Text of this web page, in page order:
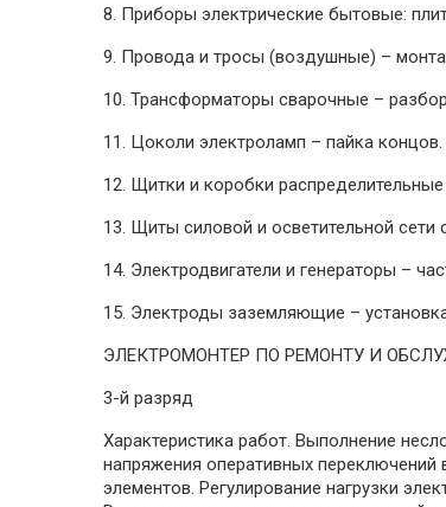
8. Приборы электрические бытовые:
9. Провода и тросы (воздушные) –
10. Трансформаторы сварочные –
11. Цоколи электроламп – пайка концов.
12. Щитки и коробки
13. Щиты силовой и осветительной сети
14. Электродвигатели и генераторы –
15. Электроды заземляющие –
ЭЛЕКТРОМОНТЕР ПО РЕМОНТУ И
3-й разряд
Характеристика работ. Выполнение
напряжения оперативных переключений
элементов. Регулирование нагрузки